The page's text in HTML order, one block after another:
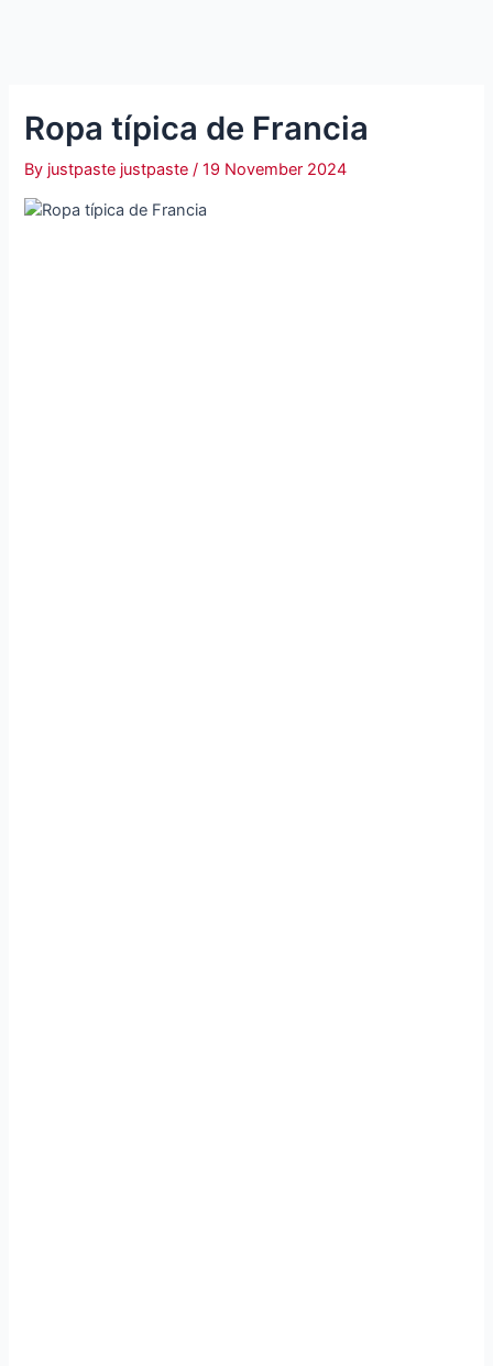
Ropa típica de Francia
By justpaste justpaste/19 November 2024